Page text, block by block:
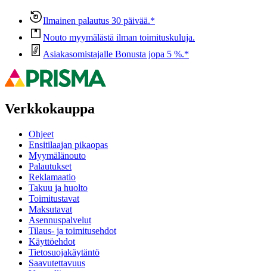
Ilmainen palautus 30 päivää.*
Nouto myymälästä ilman toimituskuluja.
Asiakasomistajalle Bonusta jopa 5 %.*
Verkkokauppa
Ohjeet
Ensitilaajan pikaopas
Myymälänouto
Palautukset
Reklamaatio
Takuu ja huolto
Toimitustavat
Maksutavat
Asennuspalvelut
Tilaus- ja toimitusehdot
Käyttöehdot
Tietosuojakäytäntö
Saavutettavuus